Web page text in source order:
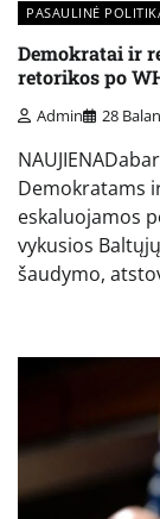
PASAULINĖ
Demokratai ir
retorikos po
Admin 28
Demokratams
eskaluojamos
vykusios
šaudymo,